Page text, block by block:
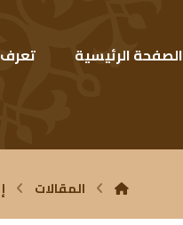
الصفحة الرئيسية تعرف
المقالات